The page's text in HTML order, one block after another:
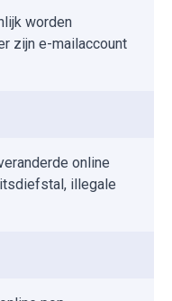
worden
zijn e-mailaccount
online
illegale